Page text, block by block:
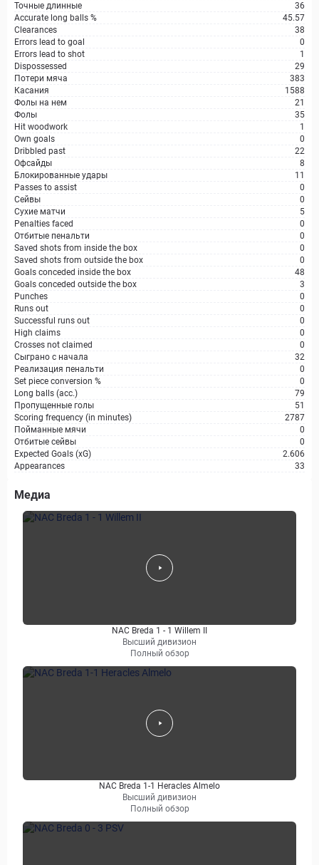
Точные длинные
36
Accurate long balls %
45.57
Clearances
38
Errors lead to goal
0
Errors lead to shot
1
Dispossessed
29
Потери мяча
383
Касания
1588
Фолы на нем
21
Фолы
35
Hit woodwork
1
Own goals
0
Dribbled past
22
Офсайды
8
Блокированные удары
11
Passes to assist
0
Сейвы
0
Сухие матчи
5
Penalties faced
0
Отбитые пенальти
0
Saved shots from inside the box
0
Saved shots from outside the box
0
Goals conceded inside the box
48
Goals conceded outside the box
3
Punches
0
Runs out
0
Successful runs out
0
High claims
0
Crosses not claimed
0
Сыграно с начала
32
Реализация пенальти
0
Set piece conversion %
0
Long balls (acc.)
79
Пропущенные голы
51
Scoring frequency (in minutes)
2787
Пойманные мячи
0
Отбитые сейвы
0
Expected Goals (xG)
2.606
Appearances
33
Медиа
NAC Breda 1 - 1 Willem II
Высший дивизион
Полный обзор
NAC Breda 1-1 Heracles Almelo
Высший дивизион
Полный обзор